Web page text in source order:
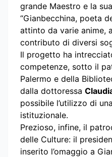
grande Maestro e la
“Gianbecchina, poeta
attinto da varie anime,
contributo di diversi
Il progetto ha
competenze, sotto il
Palermo e della
dalla dottoressa
possibile l’utilizzo di
istituzionale.
Prezioso, infine, il
delle Culture: il
inserito l’omaggio a